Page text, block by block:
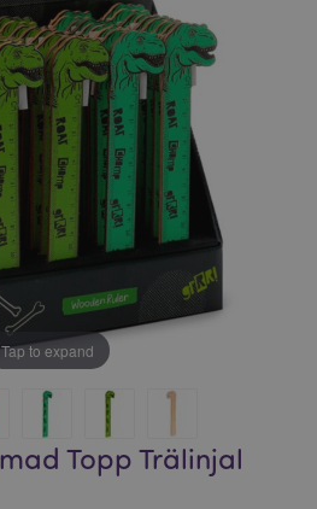
Tap to expand
Topp Trälinjal